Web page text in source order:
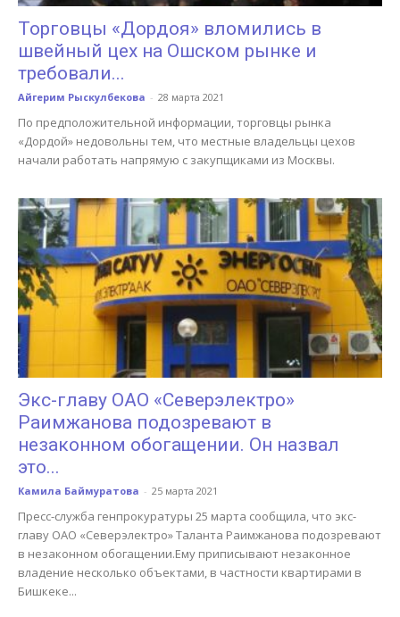
Торговцы «Дордоя» вломились в
швейный цех на Ошском рынке и
требовали...
Айгерим Рыскулбекова - 28 марта 2021
По предположительной информации, торговцы рынка
«Дордой» недовольны тем, что местные владельцы цехов
начали работать напрямую с закупщиками из Москвы.
Экс-главу ОАО «Северэлектро»
Раимжанова подозревают в
незаконном обогащении. Он назвал
это...
Камила Баймуратова - 25 марта 2021
Пресс-служба генпрокуратуры 25 марта сообщила, что экс-
главу ОАО «Северэлектро» Таланта Раимжанова подозревают
в незаконном обогащении.Ему приписывают незаконное
владение несколько объектами, в частности квартирами в
Бишкеке...